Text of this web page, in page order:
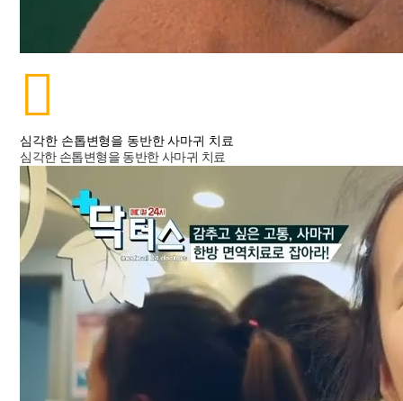
심각한 손톱변형을 동반한 사마귀 치료
심각한 손톱변형을 동반한 사마귀 치료